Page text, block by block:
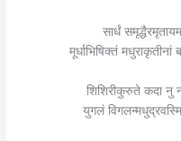
सार्धं
मूर्धाभिषिक्तं
शिशिरीकुरुते कदा नु
युगलं